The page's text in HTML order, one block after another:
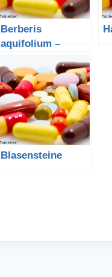
Berberis
aquifolium –
Blasensteine